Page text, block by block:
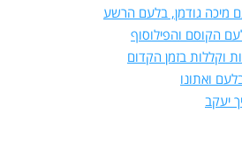
מיכה גודמן, בלעם הרשע
הקוסם והפילוסוף
וקללות בזמן הקדום
ואתונו
יעקב